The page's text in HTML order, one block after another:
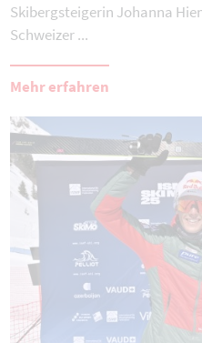
Skibergsteigerin Johanna
Schweizer ...
Mehr erfahren